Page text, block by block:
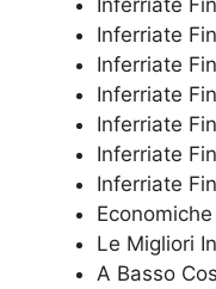
Inferriate
Inferriate
Inferriate
Inferriate
Inferriate
Inferriate
Le Migliori
A Basso